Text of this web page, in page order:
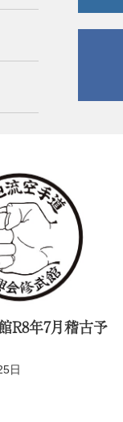
R8年7月稽古予
日